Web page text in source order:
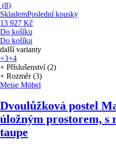
(8)
SklademPoslední kousky
13 927 Kč
Do košíku
Do košíku
další varianty
+3+4
+ Příslušenství (2)
+ Rozměr (3)
Meise Möbel
Dvoulůžková postel
úložným prostorem, s
taupe